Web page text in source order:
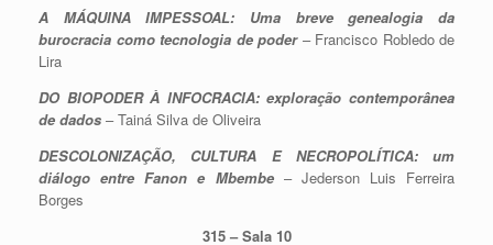
A MÁQUINA IMPESSOAL: Uma breve genealogia da
burocracia como tecnologia de poder– Francisco Robledo de
Lira
DO BIOPODER À INFOCRACIA: exploração contemporânea
de dados – Tainá Silva de Oliveira
DESCOLONIZAÇÃO, CULTURA E NECROPOLÍTICA: um
diálogo entre Fanon e Mbembe– Jederson Luis Ferreira
Borges
315 – Sala 10